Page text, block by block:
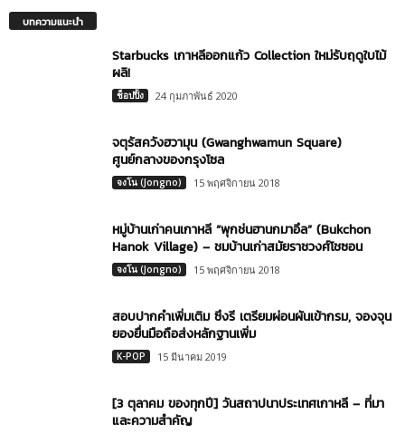
บทความแนะนำ
Starbucks เกาหลีออกแก้ว Collection ใหม่รับฤดูใบไม้
ผลิ!
ช็อปปิ้ง 24 กุมภาพันธ์ 2020
จตุรัสควังฮวามุน (Gwanghwamun Square)
ศูนย์กลางของกรุงโซล
จงโน (Jongno) 15 พฤศจิกายน 2018
หมู่บ้านเก่าคนเกาหลี “พุกช่นฮานกมาอึล” (Bukchon
Hanok Village) – ชมบ้านเก่าสมัยราชวงศ์โชซอน
จงโน (Jongno) 15 พฤศจิกายน 2018
สอบปากคำเพิ่มเติม ซึงรี เตรียมผ่อนผันเข้ากรม, จองจุน
ยองยื่นมือถือส่งหลักฐานเพิ่ม
K-POP 15 มีนาคม 2019
[3 ตุลาคม ของทุกปี] วันสถาปนาประเทศเกาหลี – ที่มา
และความสำคัญ